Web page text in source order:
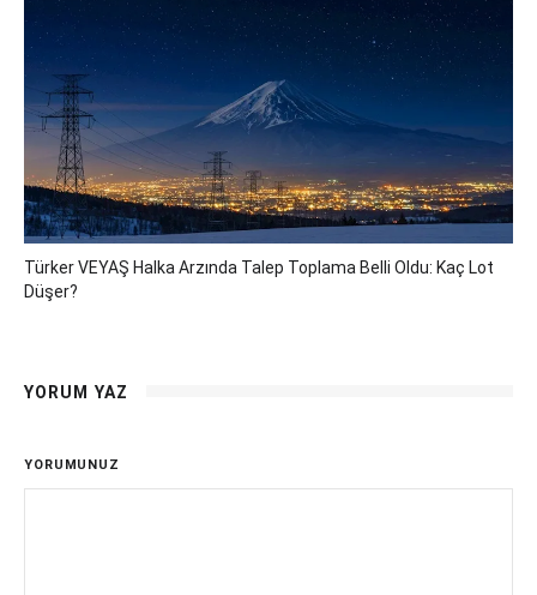
Türker VEYAŞ Halka Arzında Talep Toplama Belli Oldu: Kaç Lot
Düşer?
YORUM YAZ
YORUMUNUZ